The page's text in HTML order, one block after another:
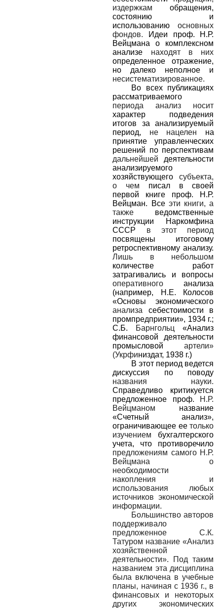
издержкамобращения,
состоянию и
использованиюосновных
фондов.
Идеи проф. Н.Р.
Вейцмана о комплексном
анализе находят в них
определенное отражение,
но далеко неполное и
несистематизированное.
Во всех публикациях
рассматриваемого
периода анализ носит
характер подведения
итогов за анализируемый
период, не нацелен на
принятие управленческих
решений по перспективам
дальнейшей деятельности
анализируемого
хозяйствующегосубъекта,
о чем писал в своей
первой книге проф. Н.Р.
Вейцман. Все эти книги, а
также ведомственные
инструкции Наркомфина
СССР в этот период
посвящены итоговому
ретроспективному анализу.
Лишь в небольшом
количестве работ
затрагивались и вопросы
оперативногоанализа
(например, Н.Е. Колосов
«Основы экономического
анализа себестоимости в
промпредприятии», 1934 г.;
С.Б. Барнгольц«Анализ
финансовой деятельности
промысловойартели»
(Укрфиниздат, 1938 г.)
В этот период ведется
дискуссия по поводу
названия науки.
Справедливо критикуется
предложенное проф. Н.Р.
Вейцманом название
«Счетный анализ»,
ограничивающее еетолько
изучением бухгалтерского
учета, что противоречило
предложениям самого Н.Р.
Вейцмана о
необходимости
накопления и
использования любых
источников экономической
информации.
Большинство авторов
поддерживало
предложенное С.К.
Татуром название «Анализ
хозяйственной
деятельности». Под таким
названием эта дисциплина
была включена в учебные
планы, начиная с 1936 г., в
финансовых и некоторых
других экономических